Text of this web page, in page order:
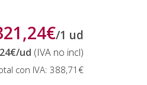
/1 ud
/ud (IVA no incl)
con IVA: 388,71€